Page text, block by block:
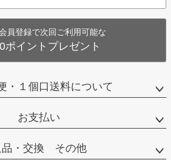
員登録で次回ご利用可能な
ポイントプレゼント
・１個口送料について
お支払い
品・交換 その他